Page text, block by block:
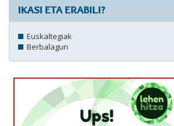
IKASI ETA ERABILI?
Euskaltegiak
Berbalagun